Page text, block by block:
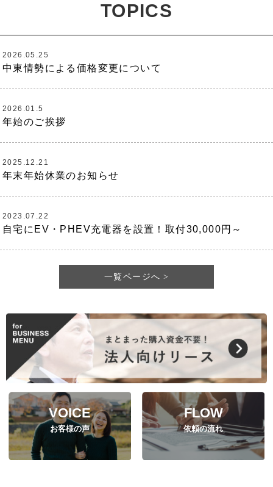
TOPICS
2026.05.25
中東情勢による価格変更について
2026.01.5
年始のご挨拶
2025.12.21
年末年始休業のお知らせ
2023.07.22
自宅にEV・PHEV充電器を設置！取付30,000円～
一覧ページへ
VOICE FLOW